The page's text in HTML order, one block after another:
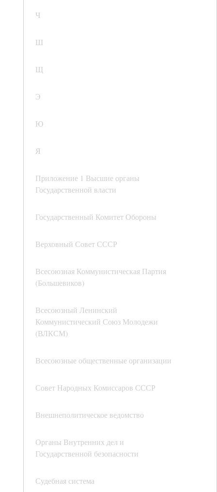
Ч
Ш
Щ
Э
Ю
Я
Приложение 1 Высшие органы
Государственной власти
Государственный Комитет Обороны
Верховный Совет СССР
Всесоюзная Коммунистическая Партия
(Большевиков)
Всесоюзный Ленинский
Коммунистический Союз Молодежи
(ВЛКСМ)
Всесоюзные общественные организации
Совет Народных Комиссаров СССР
Внешнеполитическое ведомство
Органы Внутренних дел и
Государственной безопасности
Судебная система